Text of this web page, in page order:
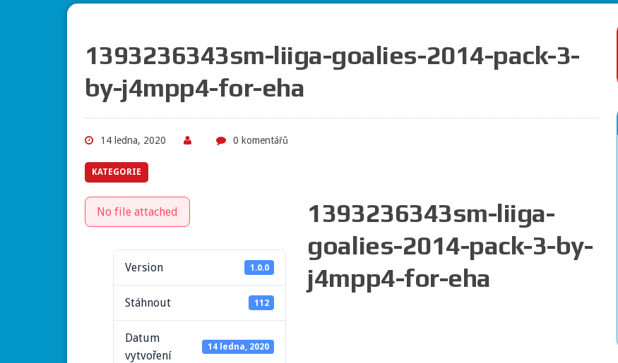
1393236343sm-liiga-goalies-2014-pack-3-
by-j4mpp4-for-eha
14 ledna, 2020 0 komentářů
KATEGORIE
No file attached
Version 1.0.0
Stáhnout 112
Datum
vytvoření
14 ledna, 2020
1393236343sm-liiga-
goalies-2014-pack-3-by-
j4mpp4-for-eha